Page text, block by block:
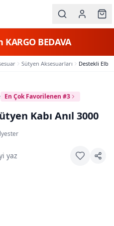
KARGO BEDAVA
Sütyen Aksesuarları Destekli
En Çok Favorilenen #3
Kabı Anıl 3000
yaz